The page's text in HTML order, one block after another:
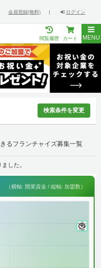
会員登録(無料) | ログイン
閲覧履歴 カート MENU
検索条件を変更
るフランチャイズ募集一覧
した。
（横軸: 開業資金 / 縦軸: 加盟数）